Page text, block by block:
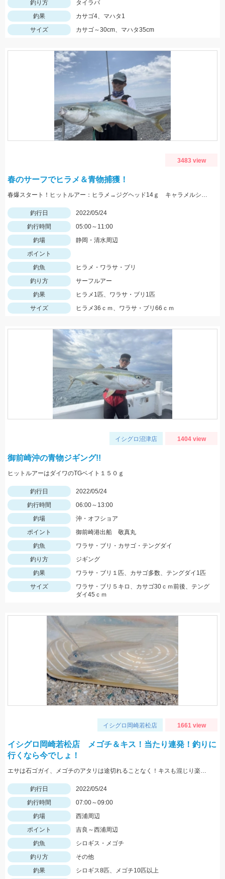
釣り方
タイラバ
釣果
カサゴ4、マハタ1
サイズ
カサゴ～30cm、マハタ35cm
3483 view
春のサーフでヒラメ＆青物捕獲！
春爆スタート！ヒットルアー：ヒラメ→ジグヘッド14ｇ キャラメルシャッド3.5インチ。青物→Ｒサーディン40ｇ
釣行日
2022/05/24
釣行時間
05:00～11:00
釣場
静岡・清水周辺
ポイント
釣魚
ヒラメ・ワラサ・ブリ
釣り方
サーフルアー
釣果
ヒラメ1匹、ワラサ・ブリ1匹
サイズ
ヒラメ36ｃｍ、ワラサ・ブリ66ｃｍ
イシグロ沼津店 1404 view
御前崎沖の青物ジギング!!
ヒットルアーはダイワのTGベイト１５０ｇ
釣行日
2022/05/24
釣行時間
06:00～13:00
釣場
沖・オフショア
ポイント
御前崎港出船 敬真丸
釣魚
ワラサ・ブリ・カサゴ・テングダイ
釣り方
ジギング
釣果
ワラサ・ブリ１匹、カサゴ多数、テングダイ1匹
サイズ
ワラサ・ブリ５キロ、カサゴ30ｃｍ前後、テング
ダイ45ｃｍ
イシグロ岡崎若松店 1661 view
イシグロ岡崎若松店 メゴチ＆キス！当たり連発！釣りに
行くなら今でしょ！
エサは石ゴガイ、メゴチのアタリは途切れることなく！キスも混じり楽しめました♪
釣行日
2022/05/24
釣行時間
07:00～09:00
釣場
西浦周辺
ポイント
吉良～西浦周辺
釣魚
シロギス・メゴチ
釣り方
その他
釣果
シロギス8匹、メゴチ10匹以上